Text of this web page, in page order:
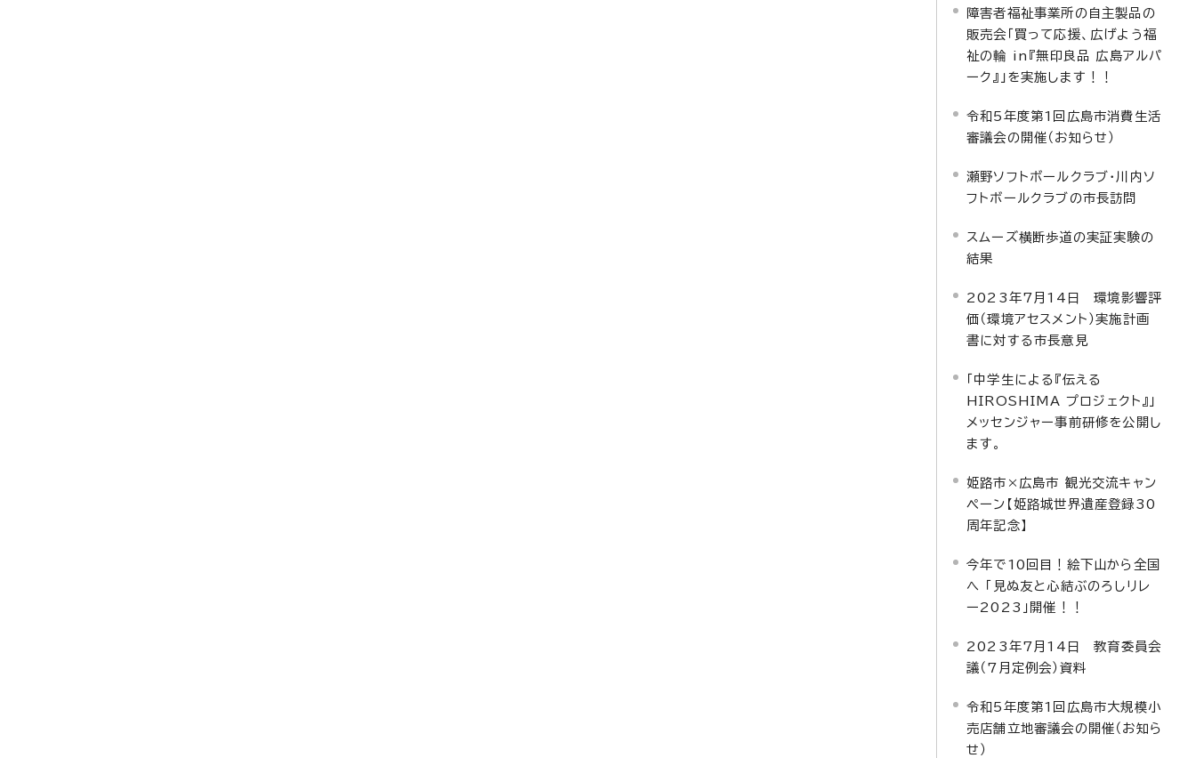
障害者福祉事業所の自主製品の
販売会「買って応援、広げよう福
祉の輪 in『無印良品 広島アルパ
ーク』」を実施します！！
令和5年度第1回広島市消費生活
審議会の開催（お知らせ）
瀬野ソフトボールクラブ・川内ソ
フトボールクラブの市長訪問
スムーズ横断歩道の実証実験の
結果
2023年7月14日 環境影響評
価（環境アセスメント）実施計画
書に対する市長意見
「中学生による『伝える
HIROSHIMA プロジェクト』」
メッセンジャー事前研修を公開し
ます。
姫路市×広島市 観光交流キャン
ペーン【姫路城世界遺産登録30
周年記念】
今年で10回目！絵下山から全国
へ 「見ぬ友と心結ぶのろしリレ
ー2023」開催！！
2023年7月14日 教育委員会
議（7月定例会）資料
令和5年度第1回広島市大規模小
売店舗立地審議会の開催（お知ら
せ）